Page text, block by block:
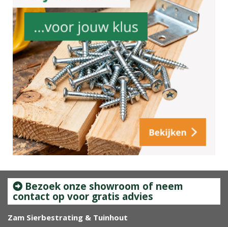
Bezoek onze showroom of neem
contact op voor gratis advies
Zam Sierbestrating & Tuinhout